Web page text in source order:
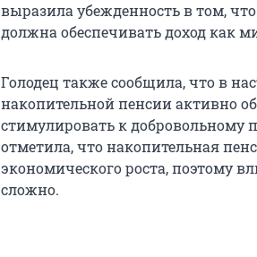
выразила убежденность в том,
должна обеспечивать доход как
Голодец также сообщила, что в
накопительной пенсии активно
стимулировать к добровольному
отметила, что накопительная
экономического роста, поэтому
сложно.